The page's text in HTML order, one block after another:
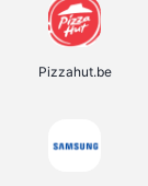
Pizzahut.be